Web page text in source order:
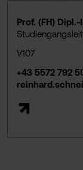
Prof. (FH)
V107
+43 5572 792